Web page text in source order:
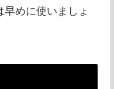
めに使いましょ